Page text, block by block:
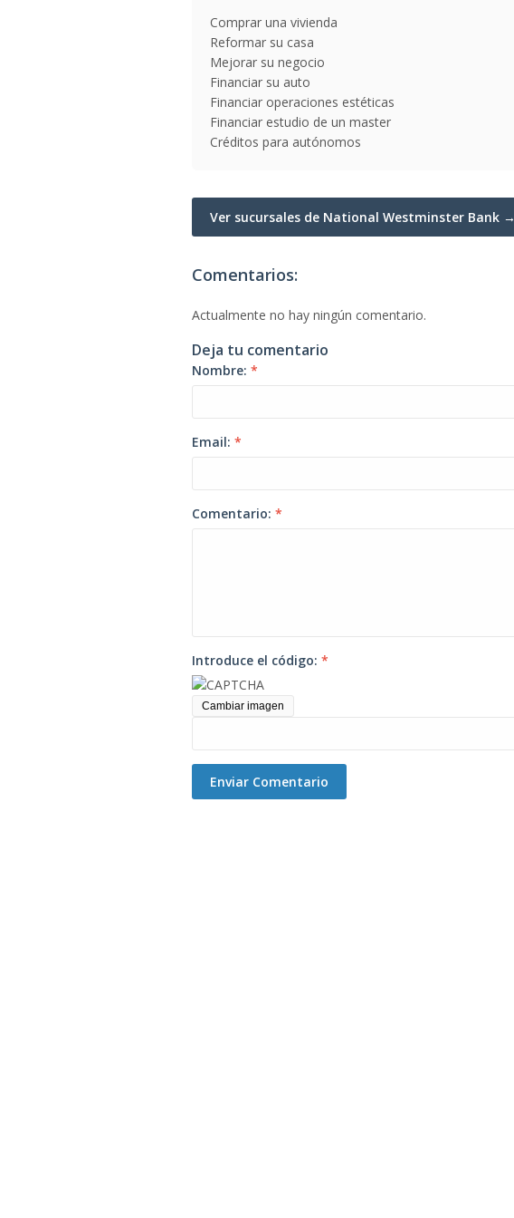
Comprar una vivienda
Reformar su casa
Mejorar su negocio
Financiar su auto
Financiar operaciones estéticas
Financiar estudio de un master
Créditos para autónomos
Ver sucursales de National Westminster Bank →
Comentarios:
Actualmente no hay ningún comentario.
Deja tu comentario
Nombre: *
Email: *
Comentario: *
Introduce el código: *
Cambiar imagen
Enviar Comentario